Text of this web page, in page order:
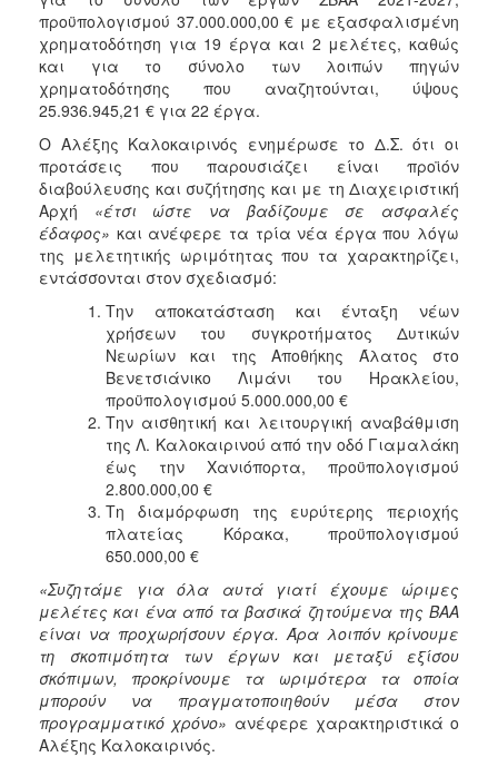
προϋπολογισμού 37.000.000,00 € με εξασφαλισμένη
χρηματοδότηση για 19 έργα και 2 μελέτες, καθώς
και για το σύνολο των λοιπών πηγών
χρηματοδότησης που αναζητούνται, ύψους
25.936.945,21 € για 22 έργα.
Ο Αλέξης Καλοκαιρινός ενημέρωσε το Δ.Σ. ότι οι
προτάσεις που παρουσιάζει είναι προϊόν
διαβούλευσης και συζήτησης και με τη Διαχειριστική
Αρχή «έτσι ώστε να βαδίζουμε σε ασφαλές
έδαφος» και ανέφερε τα τρία νέα έργα που λόγω
της μελετητικής ωριμότητας που τα χαρακτηρίζει,
εντάσσονται στον σχεδιασμό:
Την αποκατάσταση και ένταξη νέων
χρήσεων του συγκροτήματος Δυτικών
Νεωρίων και της Αποθήκης Άλατος στο
Βενετσιάνικο Λιμάνι του Ηρακλείου,
προϋπολογισμού 5.000.000,00 €
Την αισθητική και λειτουργική αναβάθμιση
της Λ. Καλοκαιρινού από την οδό Γιαμαλάκη
έως την Χανιόπορτα, προϋπολογισμού
2.800.000,00 €
Τη διαμόρφωση της ευρύτερης περιοχής
πλατείας Κόρακα, προϋπολογισμού
650.000,00 €
«Συζητάμε για όλα αυτά γιατί έχουμε ώριμες
μελέτες και ένα από τα βασικά ζητούμενα της ΒΑΑ
είναι να προχωρήσουν έργα. Άρα λοιπόν κρίνουμε
τη σκοπιμότητα των έργων και μεταξύ εξίσου
σκόπιμων, προκρίνουμε τα ωριμότερα τα οποία
μπορούν να πραγματοποιηθούν μέσα στον
προγραμματικό χρόνο» ανέφερε χαρακτηριστικά ο
Αλέξης Καλοκαιρινός.